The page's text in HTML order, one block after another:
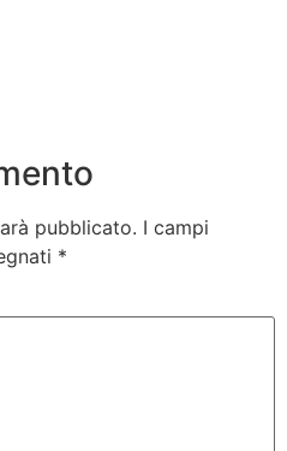
pubblicato. I campi
*